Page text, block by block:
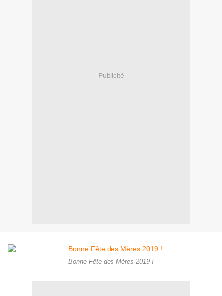
Publicité
Bonne Fête des Mères 2019 !